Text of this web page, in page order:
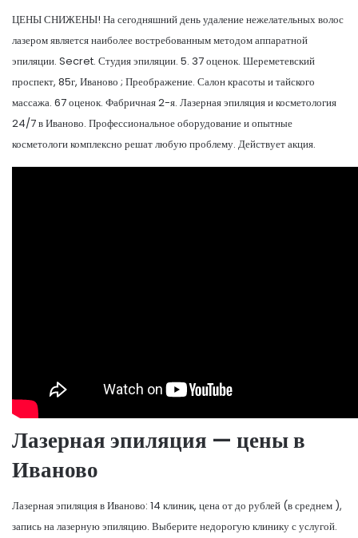
ЦЕНЫ СНИЖЕНЫ! На сегодняшний день удаление нежелательных волос
лазером является наиболее востребованным методом аппаратной
эпиляции. Secret. Студия эпиляции. 5. 37 оценок. ​Шереметевский
проспект, 85г, Иваново ; Преображение. Салон красоты и тайского
массажа. 67 оценок. ​Фабричная 2-я. Лазерная эпиляция и косметология
24/7 в Иваново. Профессиональное оборудование и опытные
косметологи комплексно решат любую проблему. Действует акция.
Лазерная эпиляция — цены в
Иваново
Лазерная эпиляция в Иваново: 14 клиник, цена от до рублей (в среднем ),
запись на лазерную эпиляцию. Выберите недорогую клинику с услугой.